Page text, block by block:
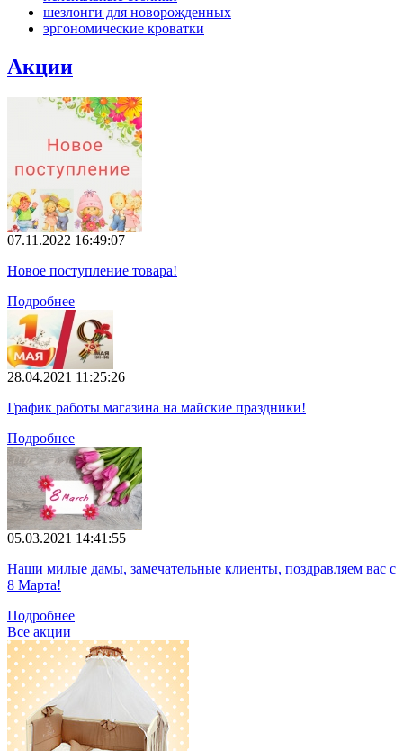
шезлонги для новорожденных
эргономические кроватки
Акции
07.11.2022 16:49:07
Новое поступление товара!
Подробнее
28.04.2021 11:25:26
График работы магазина на майские праздники!
Подробнее
05.03.2021 14:41:55
Наши милые дамы, замечательные клиенты, поздравляем вас с
8 Марта!
Подробнее
Все акции